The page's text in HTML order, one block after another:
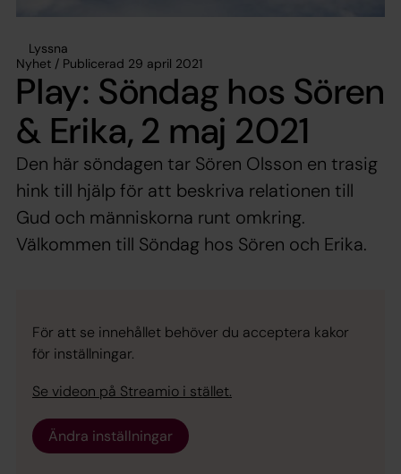
Lyssna
Nyhet / Publicerad 29 april 2021
Play: Söndag hos Sören
& Erika, 2 maj 2021
Den här söndagen tar Sören Olsson en trasig
hink till hjälp för att beskriva relationen till
Gud och människorna runt omkring.
Välkommen till Söndag hos Sören och Erika.
För att se innehållet behöver du acceptera kakor
för inställningar.
Se videon på Streamio i stället.
Ändra inställningar